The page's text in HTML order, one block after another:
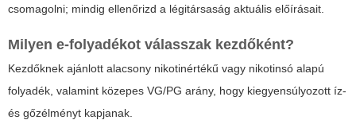
csomagolni; mindig ellenőrizd a légitársaság aktuális előírásait.
Milyen e-folyadékot válasszak kezdőként?
Kezdőknek ajánlott alacsony nikotinértékű vagy nikotinsó alapú
folyadék, valamint közepes VG/PG arány, hogy kiegyensúlyozott íz-
és gőzélményt kapjanak.